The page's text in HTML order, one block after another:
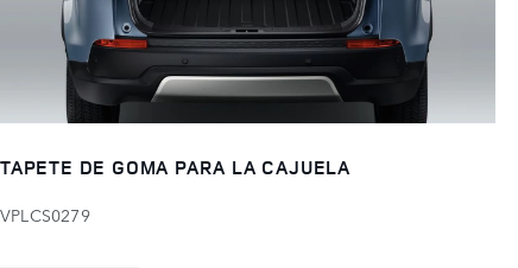
TAPETE DE GOMA PARA LA CAJUELA
VPLCS0279